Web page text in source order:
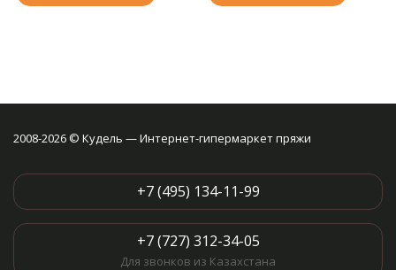
2008-2026 © Кудель — Интернет-гипермаркет пряжи
+7 (495) 134-11-99
+7 (727) 312-34-05
Для звонков из Казахстана